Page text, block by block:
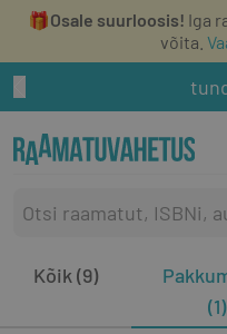
🎁Osale suurloosis! Iga
võita.
Kõik (9)
(1)